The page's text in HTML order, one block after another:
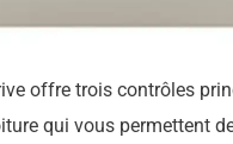
offre trois contrôles
qui vous permettent